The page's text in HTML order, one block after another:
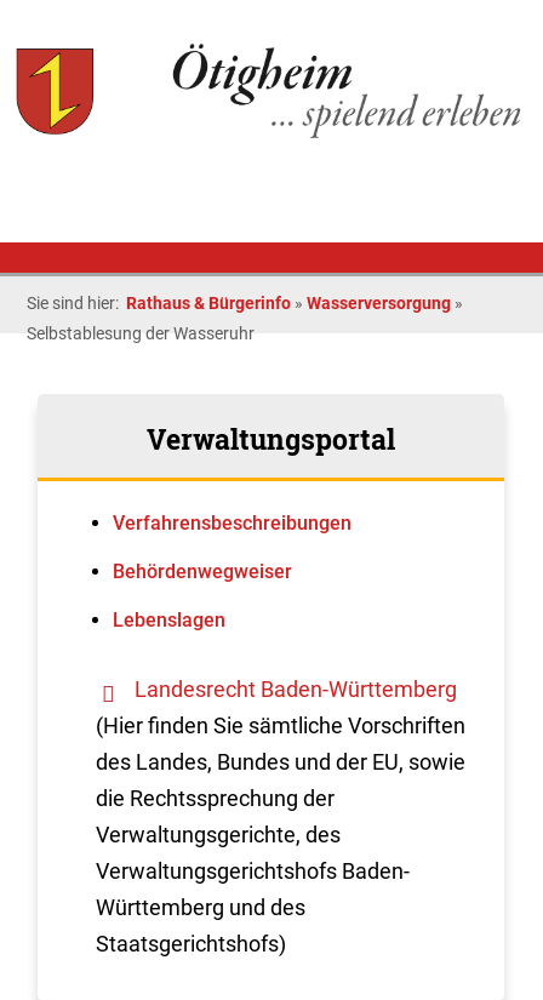
Sie sind hier: Rathaus & Bürgerinfo »Wasserversorgung »
Selbstablesung der Wasseruhr
Verwaltungsportal
Verfahrens­beschreibungen
Behördenwegweiser
Lebenslagen
Landesrecht Baden-Württemberg
(Hier finden Sie sämtliche Vorschriften
des Landes, Bundes und der EU, sowie
die Rechtssprechung der
Verwaltungsgerichte, des
Verwaltungsgerichtshofs Baden-
Württemberg und des
Staatsgerichtshofs)